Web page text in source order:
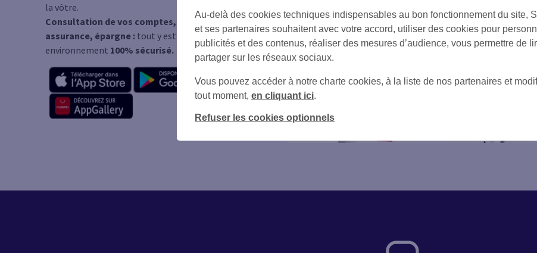
la vôtre.
Consultation de vos comptes, virements, carte,
assurance, épargne : tout y est dans un
environnement 100% sécurisé.
Au-delà des cookies techniques indispensables au bon fonctionnement du site,
et ses partenaires souhaitent avec votre accord, utiliser des cookies pour
publicités et des contenus, réaliser des mesures d’audience, vous permettre de
partager sur les réseaux sociaux.
Vous pouvez accéder à notre charte cookies, à la liste de nos partenaires et
tout moment, en cliquant ici
Refuser les cookies optionnels